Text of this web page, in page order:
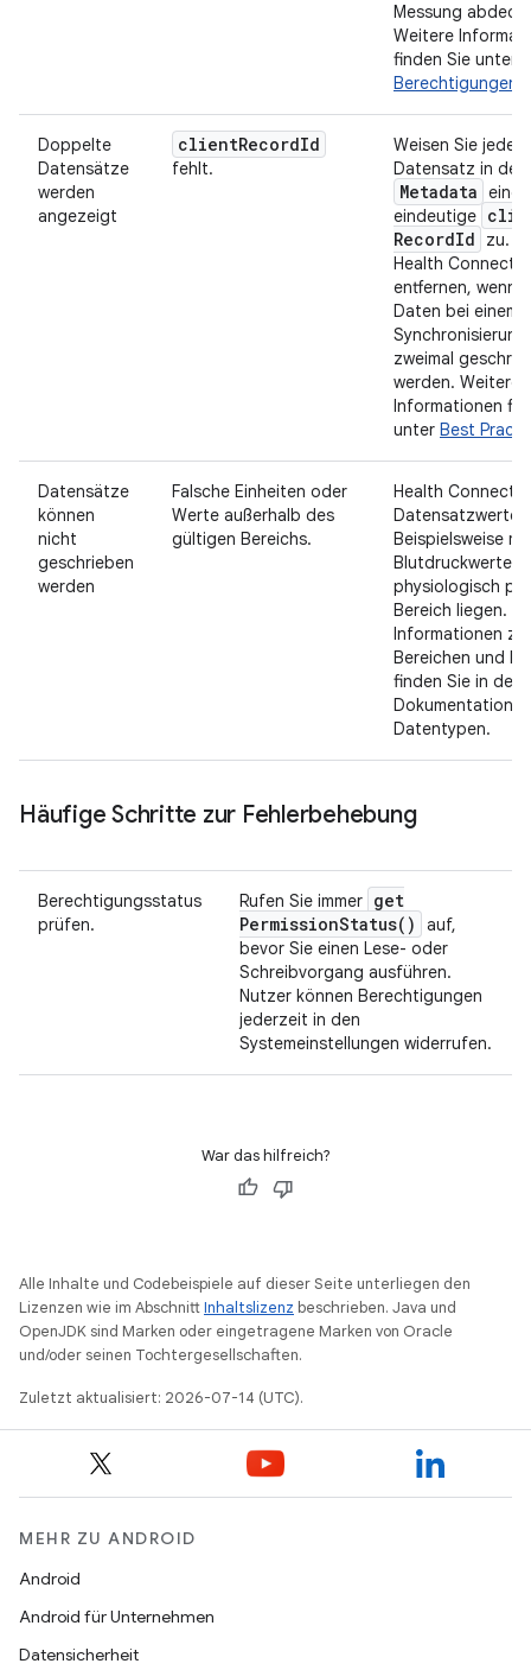
Messung
Weitere
finden Sie unter
Berechtigungen
Doppelte
Datensätze
werden
angezeigt
clientRecordId
fehlt.
Weisen Sie jedem
Datensatz in den
Metadata eine
eindeutige
RecordId
zu.
Health Connect
entfernen, wenn
Daten bei einem
zweimal
werden. Weitere
Informationen
unter Best
Datensätze
können
nicht
geschrieben
werden
Falsche Einheiten oder
Werte außerhalb des
gültigen Bereichs.
Health Connect
Datensatzwerte.
Beispielsweise
Blutdruckwerte
physiologisch
Bereich liegen.
Informationen
Bereichen und
finden Sie in der
Dokumentation
Datentypen.
Häufige Schritte zur Fehlerbehebung
Berechtigungsstatus
prüfen.
Rufen Sie immer get
PermissionStatus( )
auf,
bevor Sie einen Lese- oder
Schreibvorgang ausführen.
Nutzer können Berechtigungen
jederzeit in den
Systemeinstellungen widerrufen.
War das hilfreich?
Alle Inhalte und Codebeispiele auf dieser Seite unterliegen den
Lizenzen wie im AbschnittInhaltslizenz beschrieben. Java und
OpenJDK sind Marken oder eingetragene Marken von Oracle
und/oder seinen Tochtergesellschaften.
Zuletzt aktualisiert: 2026-07-14 (UTC).
MEHR ZU ANDROID
Android
Android für Unternehmen
Datensicherheit